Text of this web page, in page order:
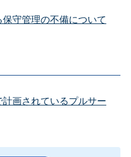
守管理の不備について
画されているプルサー